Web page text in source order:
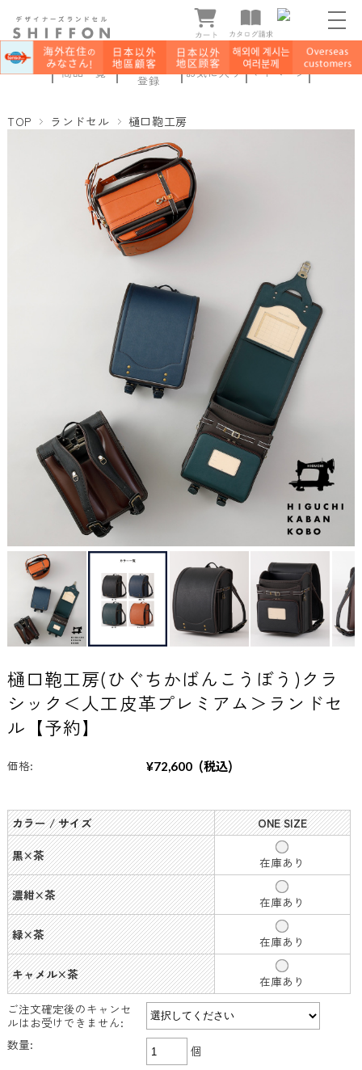
商品一覧
新規会員
登録
お気に入り マイページ
TOP ランドセル 樋口鞄工房
樋口鞄工房(ひぐちかばんこうぼう)クラ
シック＜人工皮革プレミアム＞ランドセ
ル【予約】
価格: ¥72,600 (税込)
カラー / サイズ
ONE SIZE
黒×茶
在庫あり
濃紺×茶
在庫あり
緑×茶
在庫あり
キャメル×茶
在庫あり
ご注文確定後のキャンセ
ルはお受けできません:
数量:
個